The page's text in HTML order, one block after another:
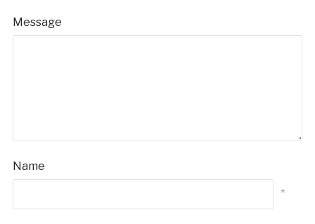
Message
Name
*